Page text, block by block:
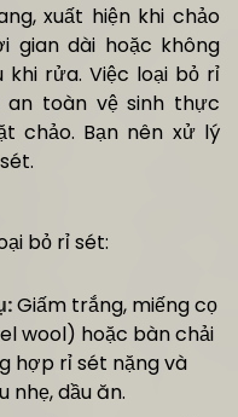
xuất hiện khi chảo
gian dài hoặc không
rửa. Việc loại bỏ rỉ
toàn vệ sinh thực
chảo. Bạn nên xử lý
bỏ rỉ sét:
Giấm trắng, miếng cọ
wool) hoặc bàn chải
hợp rỉ sét nặng và
dầu ăn.